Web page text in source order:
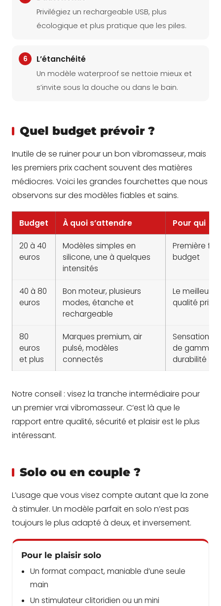
Privilégiez un rechargeable USB, plus
écologique et plus pratique que les piles.
6 L’étanchéité
Un modèle waterproof se nettoie mieux et
s’invite sous la douche ou dans le bain.
Quel budget prévoir ?
Inutile de se ruiner pour un bon vibromasseur, mais
les premiers prix cachent souvent des matières
médiocres. Voici les grandes fourchettes que nous
observons sur des modèles fiables et sains.
Budget À quoi s’attendre Pour qui
20 à 40
euros
Modèles simples en
silicone, une à quelques
intensités
Première
budget
40 à 80
euros
Bon moteur, plusieurs
modes, étanche et
rechargeable
Le meilleur
qualité prix
80
euros
et plus
Marques premium, air
pulsé, modèles
connectés
Sensations
de gamme
durabilité
Notre conseil : visez la tranche intermédiaire pour
un premier vrai vibromasseur. C’est là que le
rapport entre qualité, sécurité et plaisir est le plus
intéressant.
Solo ou en couple ?
L’usage que vous visez compte autant que la zone
à stimuler. Un modèle parfait en solo n’est pas
toujours le plus adapté à deux, et inversement.
Pour le plaisir solo
Un format compact, maniable d’une seule
main
Un stimulateur clitoridien ou un mini